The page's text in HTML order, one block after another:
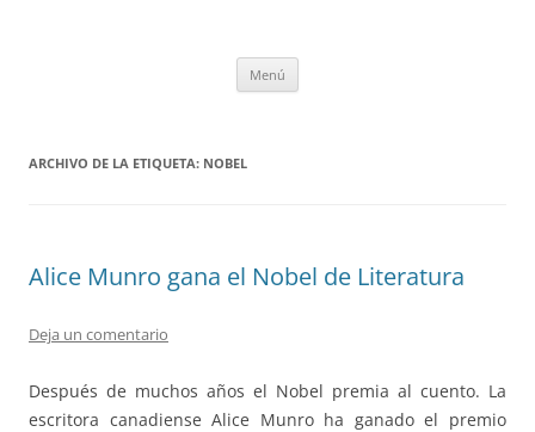
Menú
ARCHIVO DE LA ETIQUETA: NOBEL
Alice Munro gana el Nobel de Literatura
Deja un comentario
Después de muchos años el Nobel premia al cuento. La
escritora canadiense Alice Munro ha ganado el premio